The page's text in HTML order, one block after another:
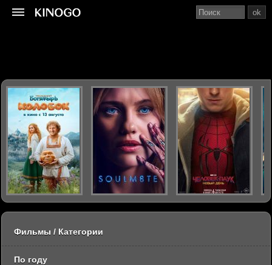
ok
Фильмы / Категории
По году